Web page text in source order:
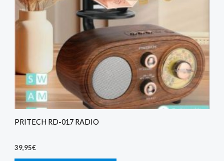
PRITECH RD-017 RADIO
39,95€